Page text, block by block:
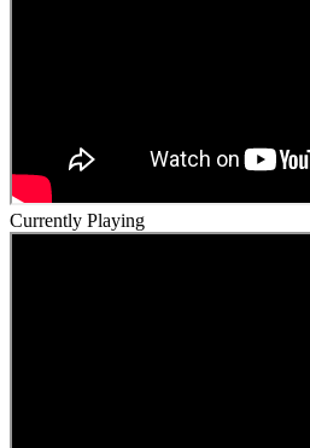
Currently Playing